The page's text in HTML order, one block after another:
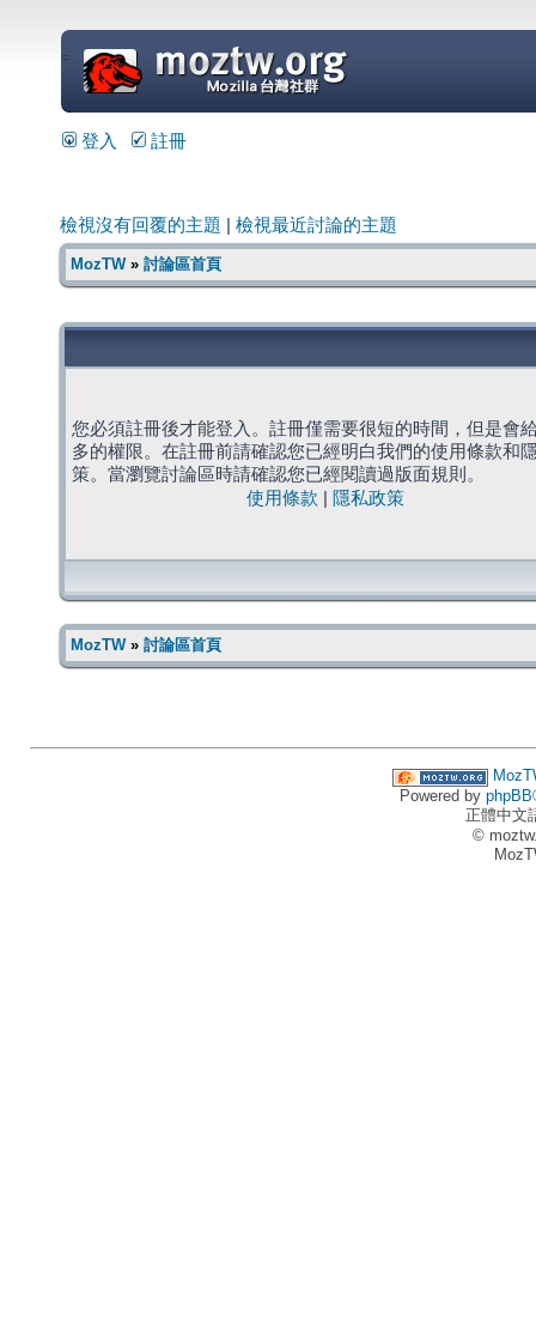
=
登入 註冊
檢視沒有回覆的主題 檢視最近討論的主題
MozTW» 討論區首頁
您必須註冊後才能登入。註冊僅需要很短的時間，但是會
多的權限。在註冊前請確認您已經明白我們的使用條款和
策。當瀏覽討論區時請確認您已經閱讀過版面規則。
使用條款
隱私政策
MozTW» 討論區首頁
Powered by phpBB
正體中文
©